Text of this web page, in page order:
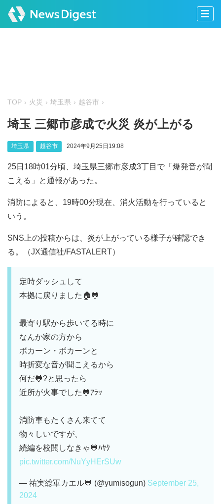
TOP 火災 埼玉県 越谷市
埼玉 三郷市彦成で火災 炎が上がる
埼玉県 越谷市 2024年9月25日19:08
25日18時01分頃、埼玉県三郷市彦成3丁目で「爆発音が聞
こえる」と通報があった。
消防によると、19時00分現在、消火活動を行っていると
いう。
SNS上の投稿からは、炎が上がっている様子が確認でき
る。（JX通信社/FASTALERT）
定時ダッシュして
本拠に戻りました🏠️🐸
最寄り駅から歩いてる時に
なんか家の方から
ボカーン・ボカーンと
時折変な音が聞こえるから
何だ🐸?と思ったら
近所が火事でした🐸ｱﾗｯ
消防車もたくさん来てて
物々しいですが、
続編を校閲しなきゃ🐸ﾊﾔｸ
pic.twitter.com/NuYyHErSUw
— 祐実総軍カエル🐸 (@yumisogun) September 25,
2024